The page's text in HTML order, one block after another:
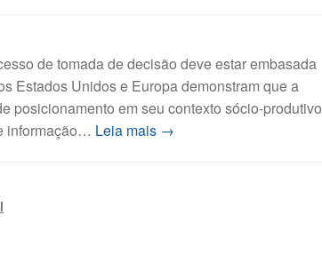
de tomada de decisão deve estar embasada
Estados Unidos e Europa demonstram que a
posicionamento em seu contexto sócio-produtivo
informação… Leia mais →